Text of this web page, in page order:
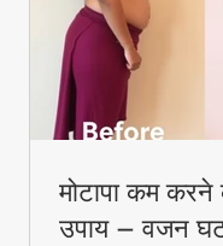
मोटापा कम
उपाय – वजन